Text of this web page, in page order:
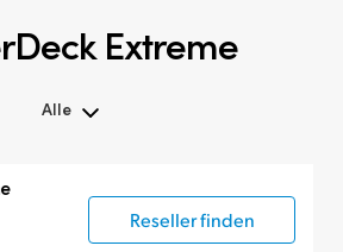
Extreme
Alle
HyperDeck Extreme
HyperDeck Studio
Reseller finden